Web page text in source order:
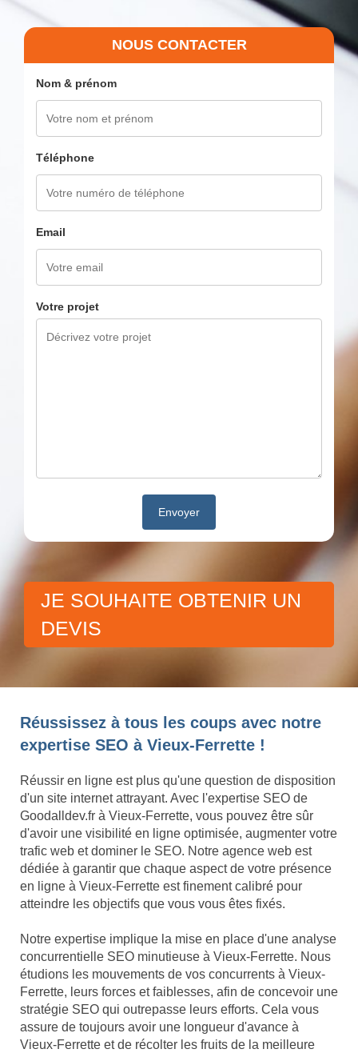
NOUS CONTACTER
Nom & prénom
Téléphone
Email
Votre projet
JE SOUHAITE OBTENIR UN
DEVIS
Réussissez à tous les coups avec notre
expertise SEO à Vieux-Ferrette !
Réussir en ligne est plus qu'une question de disposition
d'un site internet attrayant. Avec l'expertise SEO de
Goodalldev.fr à Vieux-Ferrette, vous pouvez être sûr
d'avoir une visibilité en ligne optimisée, augmenter votre
trafic web et dominer le SEO. Notre agence web est
dédiée à garantir que chaque aspect de votre présence
en ligne à Vieux-Ferrette est finement calibré pour
atteindre les objectifs que vous vous êtes fixés.
Notre expertise implique la mise en place d'une analyse
concurrentielle SEO minutieuse à Vieux-Ferrette. Nous
étudions les mouvements de vos concurrents à Vieux-
Ferrette, leurs forces et faiblesses, afin de concevoir une
stratégie SEO qui outrepasse leurs efforts. Cela vous
assure de toujours avoir une longueur d'avance à
Vieux-Ferrette et de récolter les fruits de la meilleure